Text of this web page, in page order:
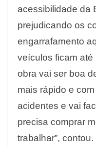
acessibilidade da
prejudicando os
engarrafamento
veículos ficam
obra vai ser boa
mais rápido e
acidentes e vai
precisa comprar
trabalhar”, contou.